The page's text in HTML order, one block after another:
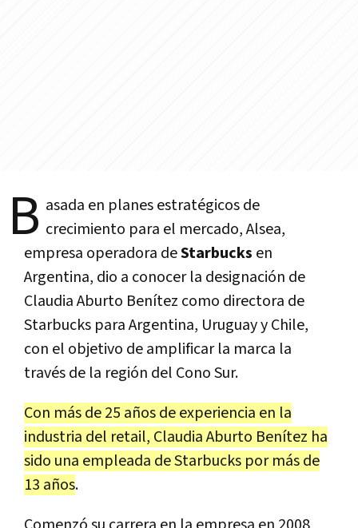
B asada en planes estratégicos de
crecimiento para el mercado, Alsea,
empresa operadora deStarbucks en
Argentina, dio a conocer la designación de
Claudia Aburto Benítez como directora de
Starbucks para Argentina, Uruguay y Chile,
con el objetivo de amplificar la marca la
través de la región del Cono Sur.
Con más de 25 años de experiencia en la
industria del retail, Claudia Aburto Benítez ha
sido una empleada de Starbucks por más de
13 años.